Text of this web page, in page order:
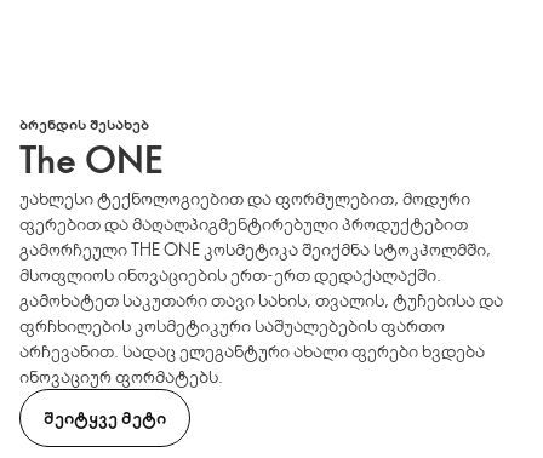
ᲑᲠᲔᲜᲓᲘᲡ ᲨᲔᲡᲐᲮᲔᲑ
The ONE
უახლესი ტექნოლოგიებით და ფორმულებით, მოდური
ფერებით და მაღალპიგმენტირებული პროდუქტებით
გამორჩეული THE ONE კოსმეტიკა შეიქმნა სტოკჰოლმში,
მსოფლიოს ინოვაციების ერთ-ერთ დედაქალაქში.
გამოხატეთ საკუთარი თავი სახის, თვალის, ტუჩებისა და
ფრჩხილების კოსმეტიკური საშუალებების ფართო
არჩევანით. სადაც ელეგანტური ახალი ფერები ხვდება
ინოვაციურ ფორმატებს.
ᲨᲔᲘᲢᲧᲕᲔ ᲛᲔᲢᲘ